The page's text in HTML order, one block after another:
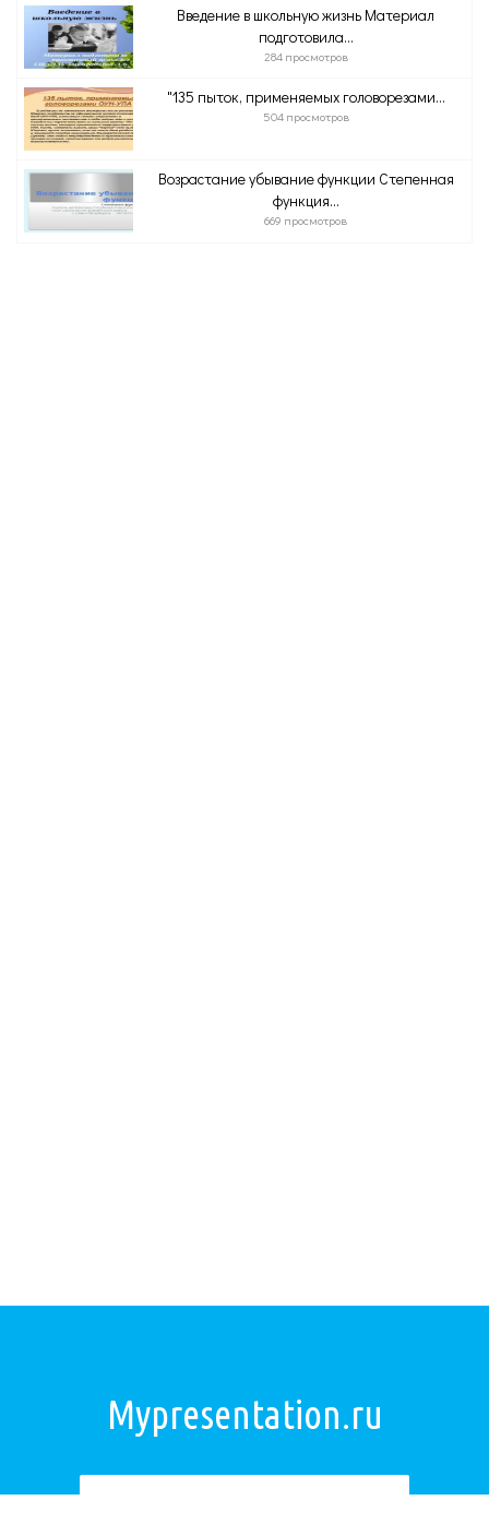
Введение в школьную жизнь Материал
подготовила...
284 просмотров
"135 пыток, применяемых головорезами...
504 просмотров
Возрастание убывание функции Степенная
функция...
669 просмотров
Mypresentation.ru